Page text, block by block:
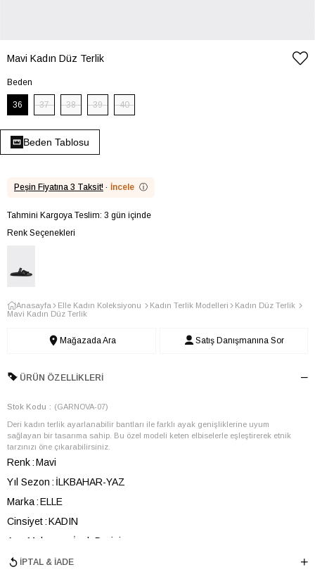
Mavi Kadın Düz Terlik
Beden
36 37 38 39 40
Beden Tablosu
Peşin Fiyatına 3 Taksit! · İncele ⓘ
Tahmini Kargoya Teslim: 3 gün içinde
Renk Seçenekleri
Anasayfa Elle Kadın Koleksiyonu Kadın Terlik Modelleri
Kadın Düz Terlik
Mavi Kadın Düz Terlik
Mağazada Ara Satış Danışmanına Sor
ÜRÜN ÖZELLIKLERI
Stok Kodu (GARNOVA-07)
Deri kadın terlik ayarlanabilir bantları ile farklı ayak genişliklerine uyum
sağlayan bir tasarıma sahip. Bu özel modeli keten elbiselerle eşleştirerek etnik
tarzınızı öne çıkarabilirsiniz.
Renk Mavi
Yıl Sezon
İLKBAHAR-YAZ
Marka ELLE
Cinsiyet KADIN
Ana Malzeme
İnek Derisi
Astar Malzemesi
İPTAL & İADE